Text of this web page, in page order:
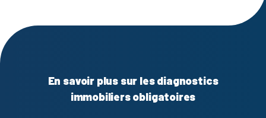
En savoir plus sur les diagnostics
immobiliers obligatoires